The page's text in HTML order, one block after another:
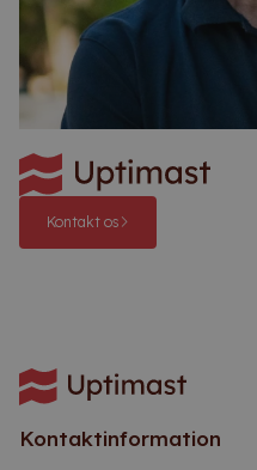
Kontakt os
Kontaktinformation